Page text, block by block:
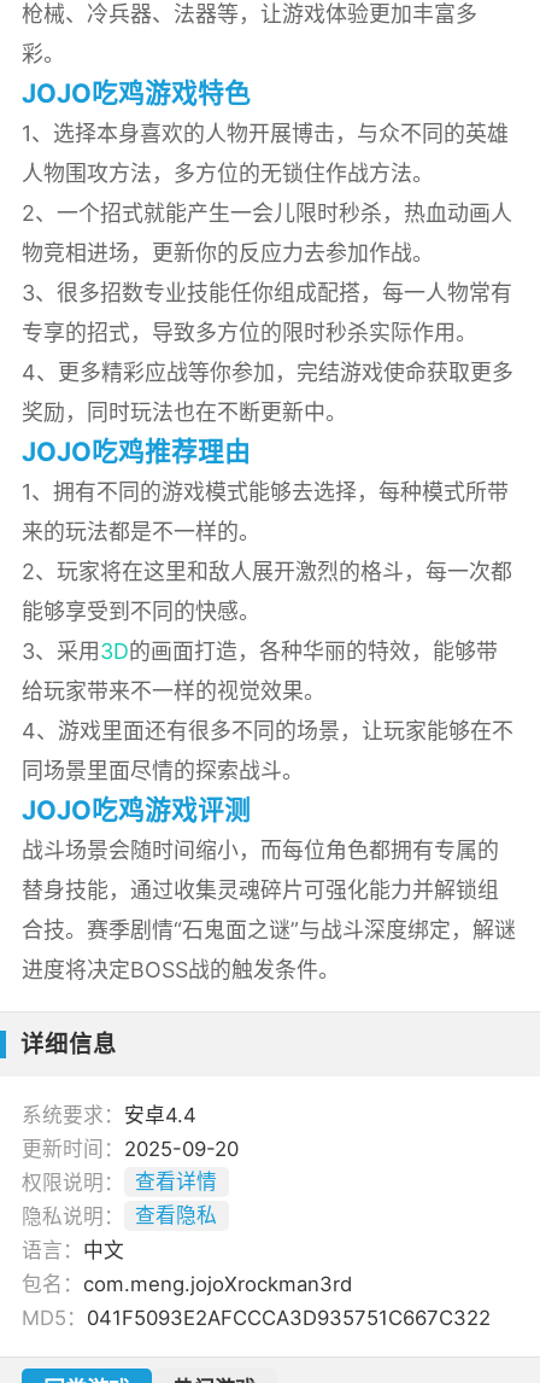
枪械、冷兵器、法器等，让游戏体验更加丰富多
彩。
JOJO吃鸡游戏特色
1、选择本身喜欢的人物开展博击，与众不同的英雄
人物围攻方法，多方位的无锁住作战方法。
2、一个招式就能产生一会儿限时秒杀，热血动画人
物竞相进场，更新你的反应力去参加作战。
3、很多招数专业技能任你组成配搭，每一人物常有
专享的招式，导致多方位的限时秒杀实际作用。
4、更多精彩应战等你参加，完结游戏使命获取更多
奖励，同时玩法也在不断更新中。
JOJO吃鸡推荐理由
1、拥有不同的游戏模式能够去选择，每种模式所带
来的玩法都是不一样的。
2、玩家将在这里和敌人展开激烈的格斗，每一次都
能够享受到不同的快感。
3、采用3D的画面打造，各种华丽的特效，能够带
给玩家带来不一样的视觉效果。
4、游戏里面还有很多不同的场景，让玩家能够在不
同场景里面尽情的探索战斗。
JOJO吃鸡游戏评测
战斗场景会随时间缩小，而每位角色都拥有专属的
替身技能，通过收集灵魂碎片可强化能力并解锁组
合技。赛季剧情“石鬼面之谜”与战斗深度绑定，解谜
进度将决定BOSS战的触发条件。
详细信息
系统要求： 安卓4.4
更新时间： 2025-09-20
权限说明：
查看详情
隐私说明：
查看隐私
语言： 中文
包名： com.meng.jojoXrockman3rd
MD5： 041F5093E2AFCCCA3D935751C667C322